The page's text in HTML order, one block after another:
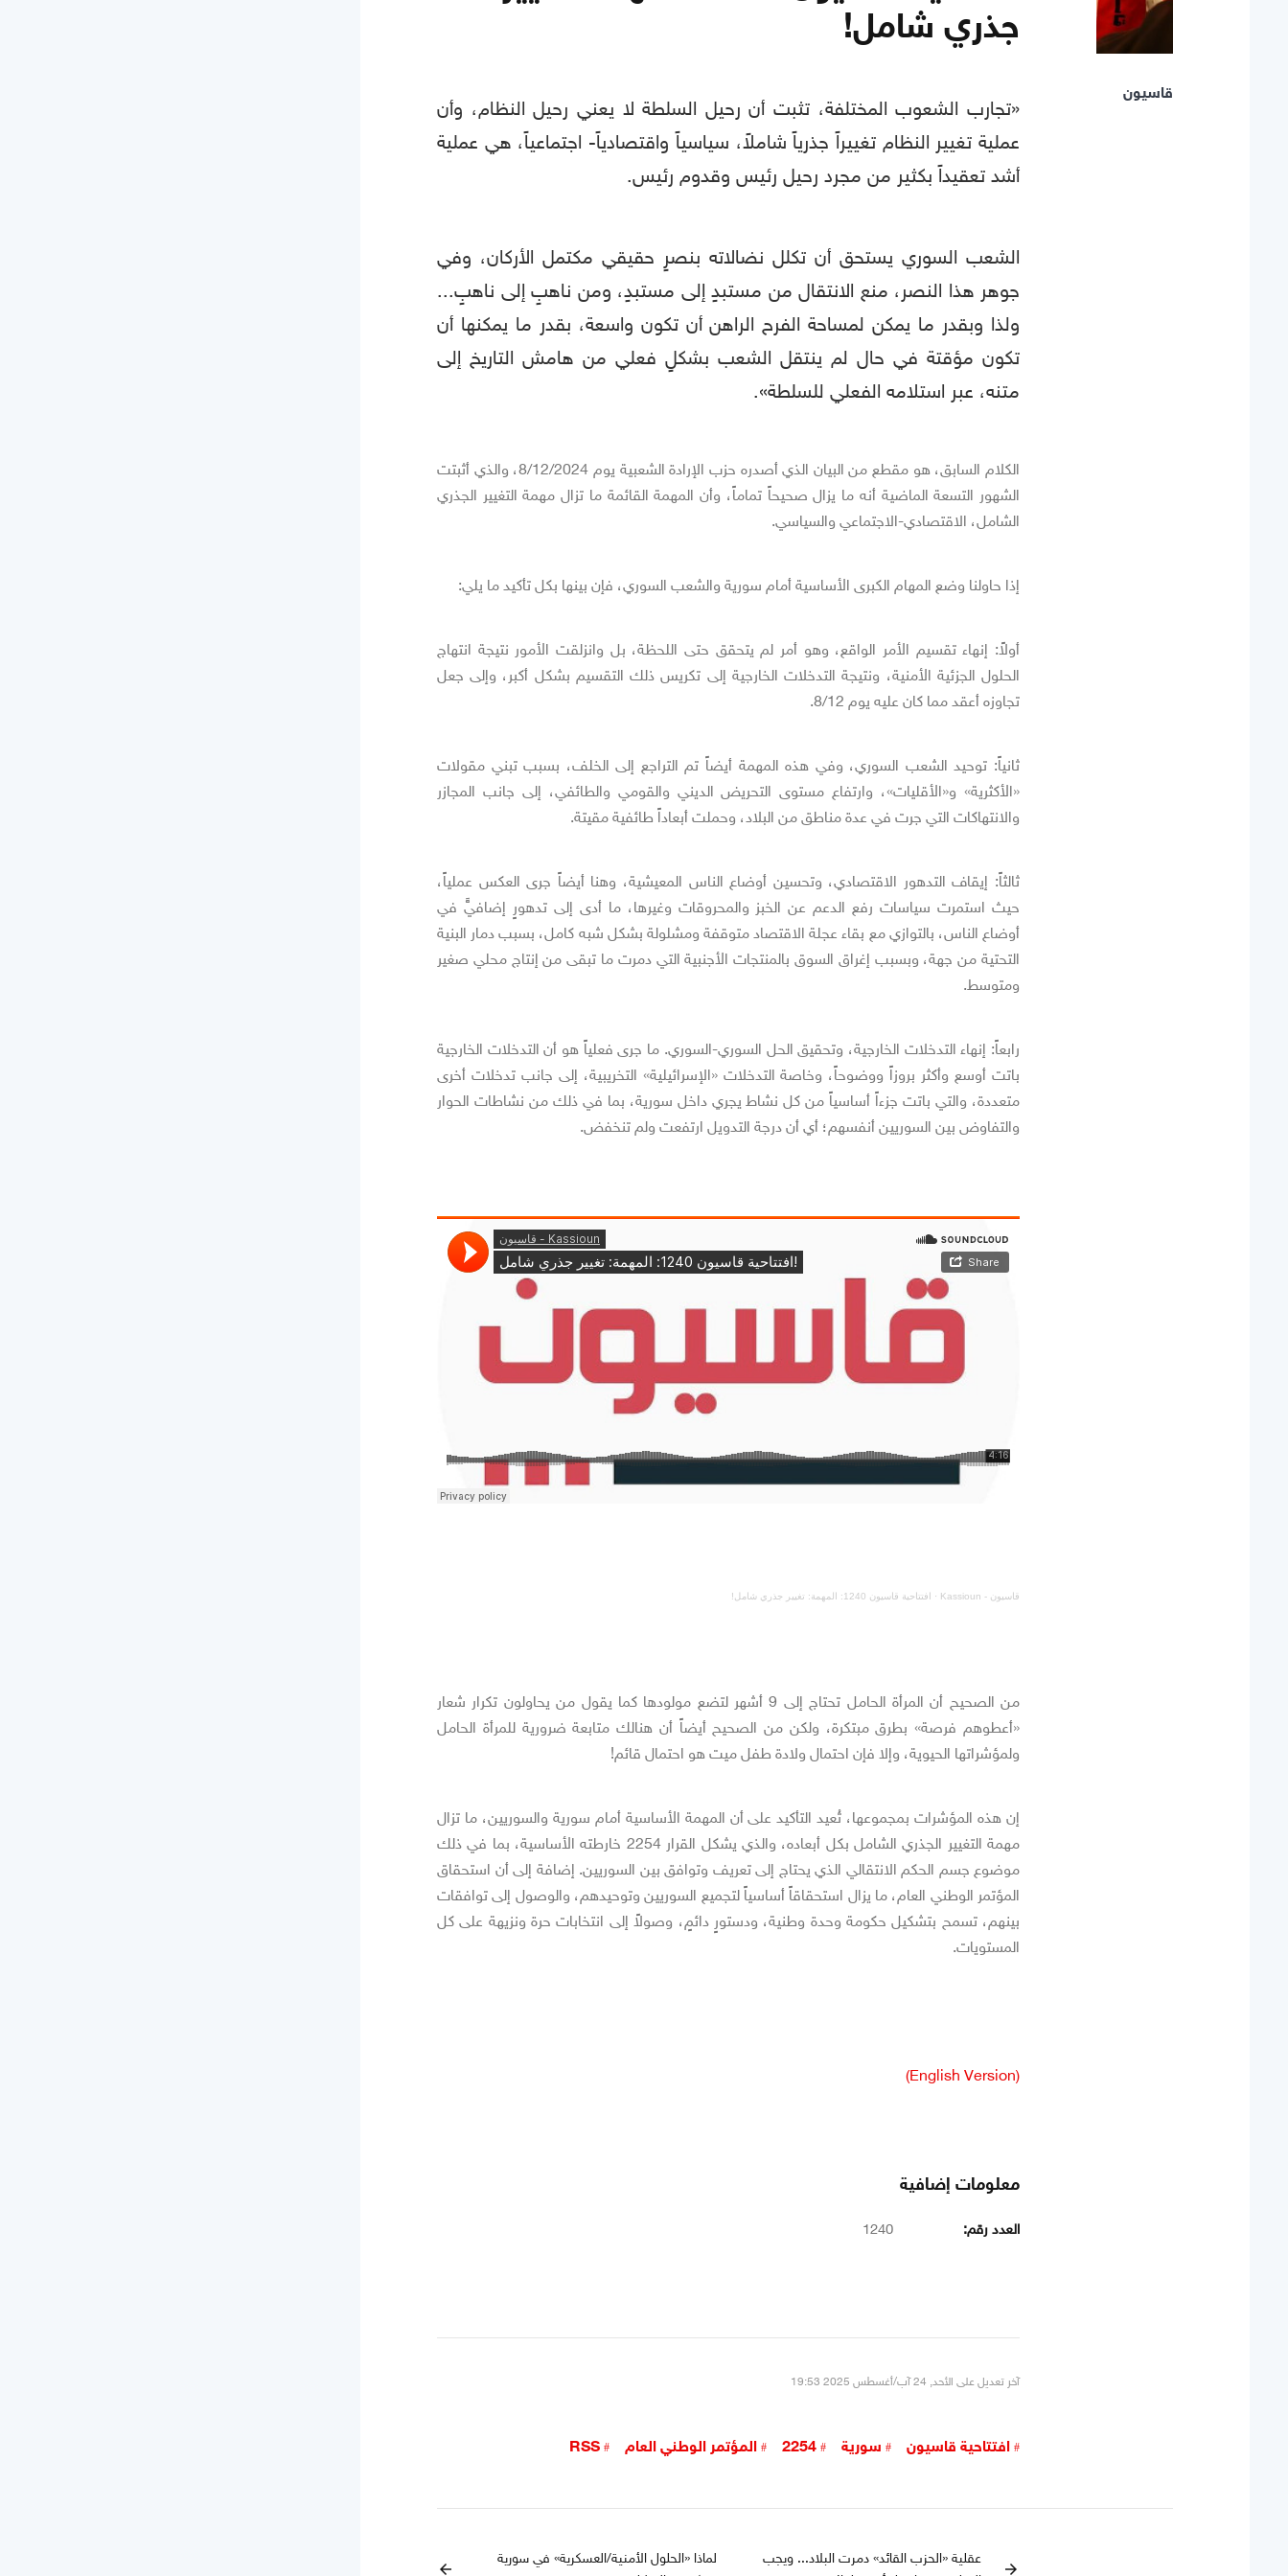
قاسيون
جذري شامل!
«تجارب الشعوب المختلفة، تثبت أن رحيل السلطة لا يعني رحيل النظام، وأن
عملية تغيير النظام تغييراً جذرياً شاملاً، سياسياً واقتصادياً- اجتماعياً، هي عملية
أشد تعقيداً بكثير من مجرد رحيل رئيس وقدوم رئيس.
الشعب السوري يستحق أن تكلل نضالاته بنصرٍ حقيقي مكتمل الأركان، وفي
جوهر هذا النصر، منع الانتقال من مستبدٍ إلى مستبدٍ، ومن ناهبٍ إلى ناهبٍ...
ولذا وبقدر ما يمكن لمساحة الفرح الراهن أن تكون واسعة، بقدر ما يمكنها أن
تكون مؤقتة في حال لم ينتقل الشعب بشكلٍ فعلي من هامش التاريخ إلى
متنه، عبر استلامه الفعلي للسلطة».
الكلام السابق، هو مقطع من البيان الذي أصدره حزب الإرادة الشعبية يوم 8/12/2024، والذي أثبتت
الشهور التسعة الماضية أنه ما يزال صحيحاً تماماً، وأن المهمة القائمة ما تزال مهمة التغيير الجذري
الشامل، الاقتصادي-الاجتماعي والسياسي.
إذا حاولنا وضع المهام الكبرى الأساسية أمام سورية والشعب السوري، فإن بينها بكل تأكيد ما يلي:
أولاً: إنهاء تقسيم الأمر الواقع، وهو أمر لم يتحقق حتى اللحظة، بل وانزلقت الأمور نتيجة انتهاج
الحلول الجزئية الأمنية، ونتيجة التدخلات الخارجية إلى تكريس ذلك التقسيم بشكل أكبر، وإلى جعل
تجاوزه أعقد مما كان عليه يوم 8/12.
ثانياً: توحيد الشعب السوري، وفي هذه المهمة أيضاً تم التراجع إلى الخلف، بسبب تبني مقولات
«الأكثرية» و«الأقليات»، وارتفاع مستوى التحريض الديني والقومي والطائفي، إلى جانب المجازر
والانتهاكات التي جرت في عدة مناطق من البلاد، وحملت أبعاداً طائفية مقيتة.
ثالثاً: إيقاف التدهور الاقتصادي، وتحسين أوضاع الناس المعيشية، وهنا أيضاً جرى العكس عملياً،
حيث استمرت سياسات رفع الدعم عن الخبز والمحروقات وغيرها، ما أدى إلى تدهورٍ إضافيٍّ في
أوضاع الناس، بالتوازي مع بقاء عجلة الاقتصاد متوقفة ومشلولة بشكل شبه كامل، بسبب دمار البنية
التحتية من جهة، وبسبب إغراق السوق بالمنتجات الأجنبية التي دمرت ما تبقى من إنتاج محلي صغير
ومتوسط.
رابعاً: إنهاء التدخلات الخارجية، وتحقيق الحل السوري-السوري. ما جرى فعلياً هو أن التدخلات الخارجية
باتت أوسع وأكثر بروزاً ووضوحاً، وخاصة التدخلات «الإسرائيلية» التخريبية، إلى جانب تدخلات أخرى
متعددة، والتي باتت جزءاً أساسياً من كل نشاط يجري داخل سورية، بما في ذلك من نشاطات الحوار
والتفاوض بين السوريين أنفسهم؛ أي أن درجة التدويل ارتفعت ولم تنخفض.
قاسيون - Kassioun · افتتاحية قاسيون 1240: المهمة: تغيير جذري شامل!
من الصحيح أن المرأة الحامل تحتاج إلى 9 أشهر لتضع مولودها كما يقول من يحاولون تكرار شعار
«أعطوهم فرصة» بطرق مبتكرة، ولكن من الصحيح أيضاً أن هنالك متابعة ضرورية للمرأة الحامل
ولمؤشراتها الحيوية، وإلا فإن احتمال ولادة طفل ميت هو احتمال قائم!
إن هذه المؤشرات بمجموعها، تُعيد التأكيد على أن المهمة الأساسية أمام سورية والسوريين، ما تزال
مهمة التغيير الجذري الشامل بكل أبعاده، والذي يشكل القرار 2254 خارطته الأساسية، بما في ذلك
موضوع جسم الحكم الانتقالي الذي يحتاج إلى تعريف وتوافق بين السوريين. إضافة إلى أن استحقاق
المؤتمر الوطني العام، ما يزال استحقاقاً أساسياً لتجميع السوريين وتوحيدهم، والوصول إلى توافقات
بينهم، تسمح بتشكيل حكومة وحدة وطنية، ودستورٍ دائمٍ، وصولاً إلى انتخابات حرة ونزيهة على كل
المستويات.
(English Version)
معلومات إضافية
العدد رقم: 1240
آخر تعديل على الأحد, 24 آب/أغسطس 2025 19:53
افتتاحية قاسيون سورية 2254 المؤتمر الوطني العام RSS
arrow_forward
عقلية «الحزب القائد» دمرت البلاد... ويجب
لماذا «الحلول الأمنية/العسكرية» في سورية
arrow_back